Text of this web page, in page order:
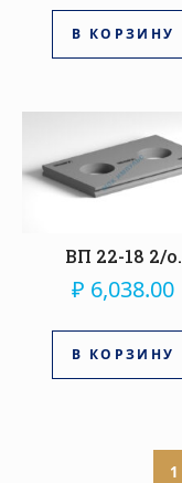
В КОРЗИНУ
ВП 22-18 2/о.
₽ 6,038.00
В КОРЗИНУ
1